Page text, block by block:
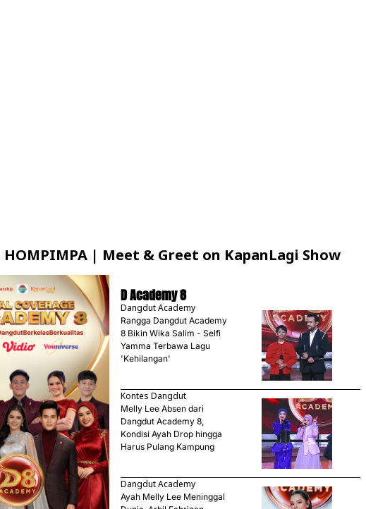
HOMPIMPA | Meet & Greet on KapanLagi Show
D Academy 8
Dangdut Academy
Rangga Dangdut Academy
8 Bikin Wika Salim - Selfi
Yamma Terbawa Lagu
'Kehilangan'
Kontes Dangdut
Melly Lee Absen dari
Dangdut Academy 8,
Kondisi Ayah Drop hingga
Harus Pulang Kampung
Dangdut Academy
Ayah Melly Lee Meninggal